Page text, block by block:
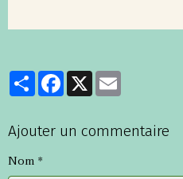
PartagerFacebook
X
Ajouter un commentaire
Nom